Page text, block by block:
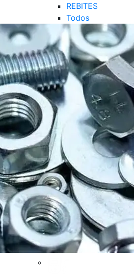
REBITES
Todos